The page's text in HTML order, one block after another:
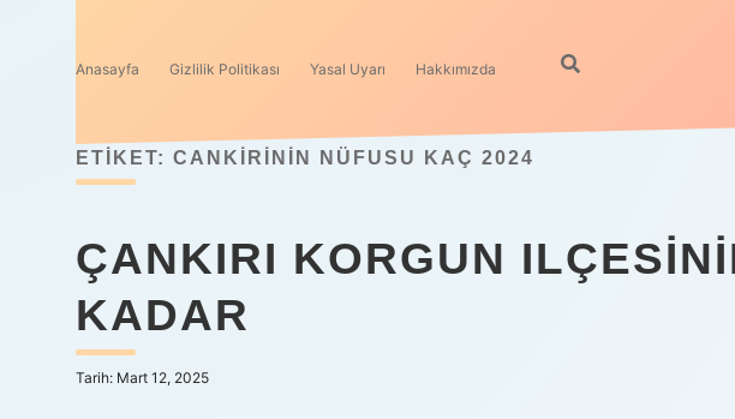
Anasayfa Gizlilik Politikası Yasal Uyarı Hakkımızda
ETIKET: CANKIRININ NÜFUSU KAÇ 2024
ÇANKIRI KORGUN
KADAR
Tarih: Mart 12, 2025